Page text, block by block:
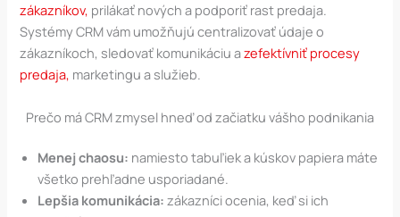
zákazníkov, prilákať nových a podporiť rast predaja.
Systémy CRM vám umožňujú centralizovať údaje o
zákazníkoch, sledovať komunikáciu azefektívniť procesy
predaja, marketingu a služieb.
Prečo má CRM zmysel hneď od začiatku vášho podnikania
Menej chaosu: namiesto tabuľiek a kúskov papiera máte
všetko prehľadne usporiadané.
Lepšia komunikácia: zákazníci ocenia, keď si ich